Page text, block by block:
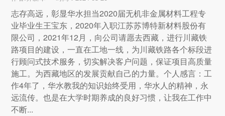
志存高远，彰显华水担当2020届无机非金属材料工程专
业毕业生王宝东，2020年入职江苏苏博特新材料股份有
限公司，2021年12月，向公司请愿去西藏，进行川藏铁
路项目的建设，一直在工地一线，为川藏铁路各个标段进
行顾问式技术服务，切实解决客户问题，保证项目高质量
施工。为西藏地区的发展贡献自己的力量。个人感言：工
作4年了，华水教我的知识始终受用，华水人的精神，永
远流传。也是在大学时期养成的良好习惯，让我在工作中
不断...